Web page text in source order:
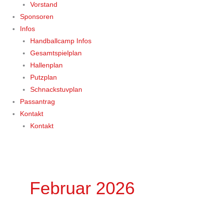
Vorstand
Sponsoren
Infos
Handballcamp Infos
Gesamtspielplan
Hallenplan
Putzplan
Schnackstuvplan
Passantrag
Kontakt
Kontakt
Februar 2026